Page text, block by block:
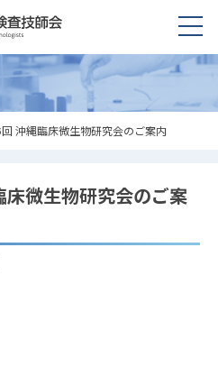
沖縄臨床微生物研究会のご案内
微生物研究会のご案